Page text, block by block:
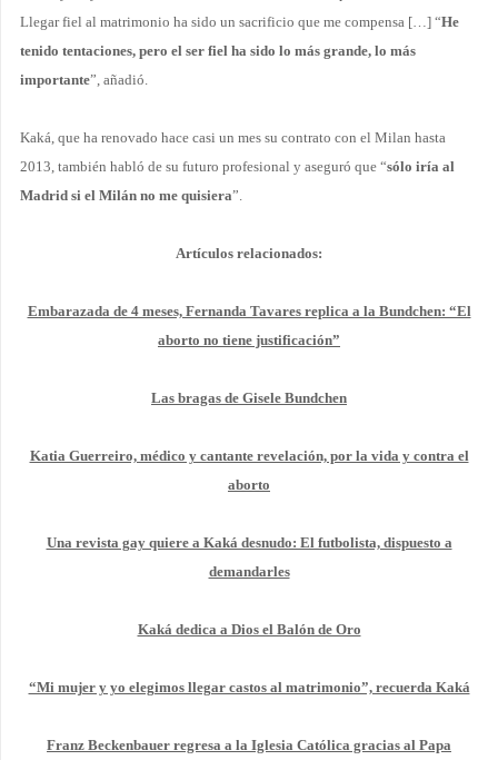
Llegar fiel al matrimonio ha sido un sacrificio que me compensa […] “He
tenido tentaciones, pero el ser fiel ha sido lo más grande, lo más
importante”, añadió.
Kaká, que ha renovado hace casi un mes su contrato con el Milan hasta
2013, también habló de su futuro profesional y aseguró que “sólo iría al
Madrid si el Milán no me quisiera”.
Artículos relacionados:
Embarazada de 4 meses, Fernanda Tavares replica a la Bundchen: “El
aborto no tiene justificación”
Las bragas de Gisele Bundchen
Katia Guerreiro, médico y cantante revelación, por la vida y contra el
aborto
Una revista gay quiere a Kaká desnudo: El futbolista, dispuesto a
demandarles
Kaká dedica a Dios el Balón de Oro
“Mi mujer y yo elegimos llegar castos al matrimonio”, recuerda Kaká
Franz Beckenbauer regresa a la Iglesia Católica gracias al Papa